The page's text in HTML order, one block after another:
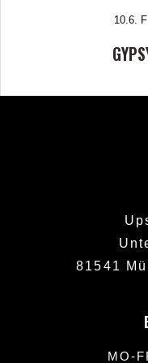
10.6.
81541
MO-